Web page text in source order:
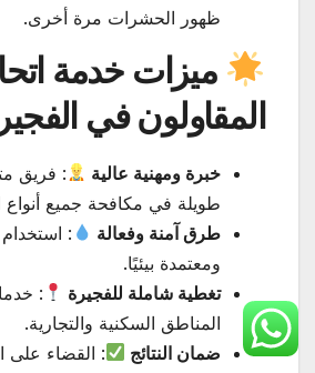
ظهور الحشرات مرة أخرى.
ميزات خدمة
المقاولون في
خبرة ومهنية عالية
: فريق
طويلة في مكافحة جميع
طرق آمنة وفعالة
:
ومعتمدة بيئيًا.
تغطية شاملة للفجيرة
:
المناطق السكنية والتجارية.
ضمان النتائج
: القضاء على